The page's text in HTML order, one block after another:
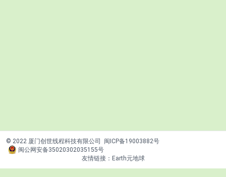
© 2022 厦门创世线程科技有限公司
闽ICP备19003882号
闽公网安备35020302035155号
友情链接： Earth元地球